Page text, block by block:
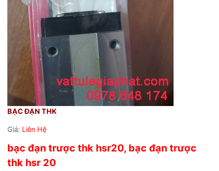
BẠC ĐẠN THK
Giá: Liên Hệ
bạc đạn trược thk hsr20, bạc đạn trược
thk hsr 20